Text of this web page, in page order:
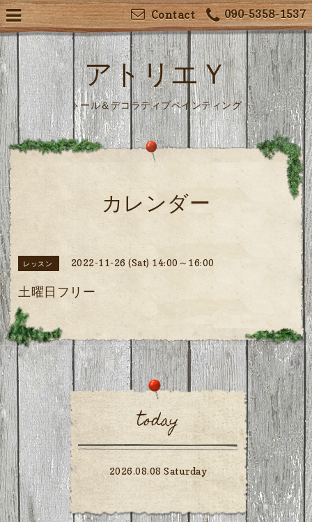
090-5358-1537
Contact
アトリエＹ
トール＆デコラティブペインティング
カレンダー
レッスン 2022-11-26 (Sat) 14:00～16:00
土曜日フリー
today
2026.08.08 Saturday